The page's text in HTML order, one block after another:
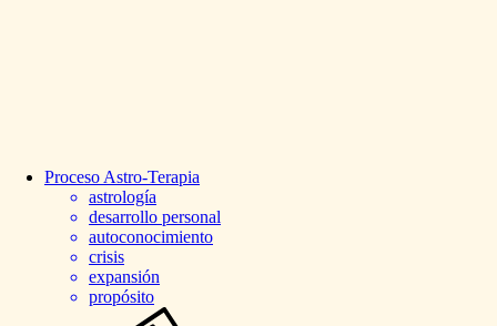
Proceso Astro-Terapia
astrología
desarrollo personal
autoconocimiento
crisis
expansión
propósito